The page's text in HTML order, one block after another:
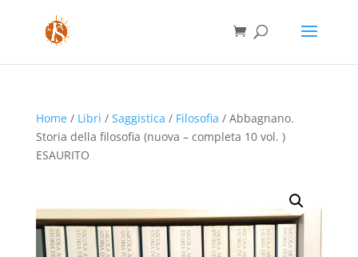
Home/ Libri / Saggistica / Filosofia / Abbagnano.
Storia della filosofia (nuova – completa 10 vol. )
ESAURITO